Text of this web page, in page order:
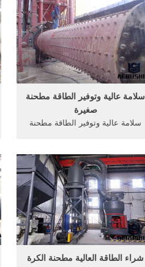
سلامة عالية وتوفير الطاقة مطحنة
صغيرة
سلامة عالية وتوفير الطاقة مطحنة
شراء الطاقة العالية مطحنة الكرة